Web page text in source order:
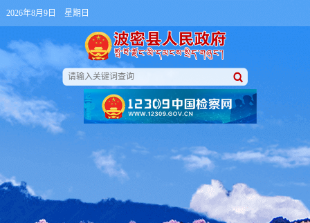
2026年8月9日 星期日